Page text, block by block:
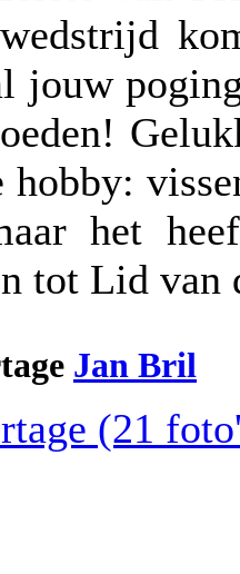
jouw
hobby:
het
tot Lid van
Jan Bril
(21